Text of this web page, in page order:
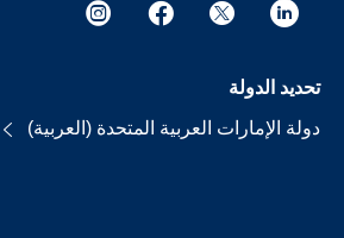
تحديد الدولة
دولة الإمارات العربية المتحدة (العربية)